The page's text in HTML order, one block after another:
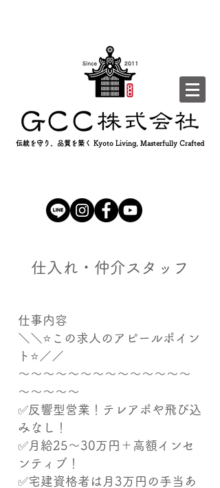
伝統を守り、品質を築く Kyoto Living, Masterfully Crafted
仕入れ・仲介スタッフ
仕事内容
＼＼⭐この求人のアピールポイン
ト⭐／／
～～～～～～～～～～～～～～
～～～～～
✅反響型営業！テレアポや飛び込
みなし！
✅月給25～30万円＋高額インセ
ンティブ！
✅宅建資格者は月3万円の手当あ